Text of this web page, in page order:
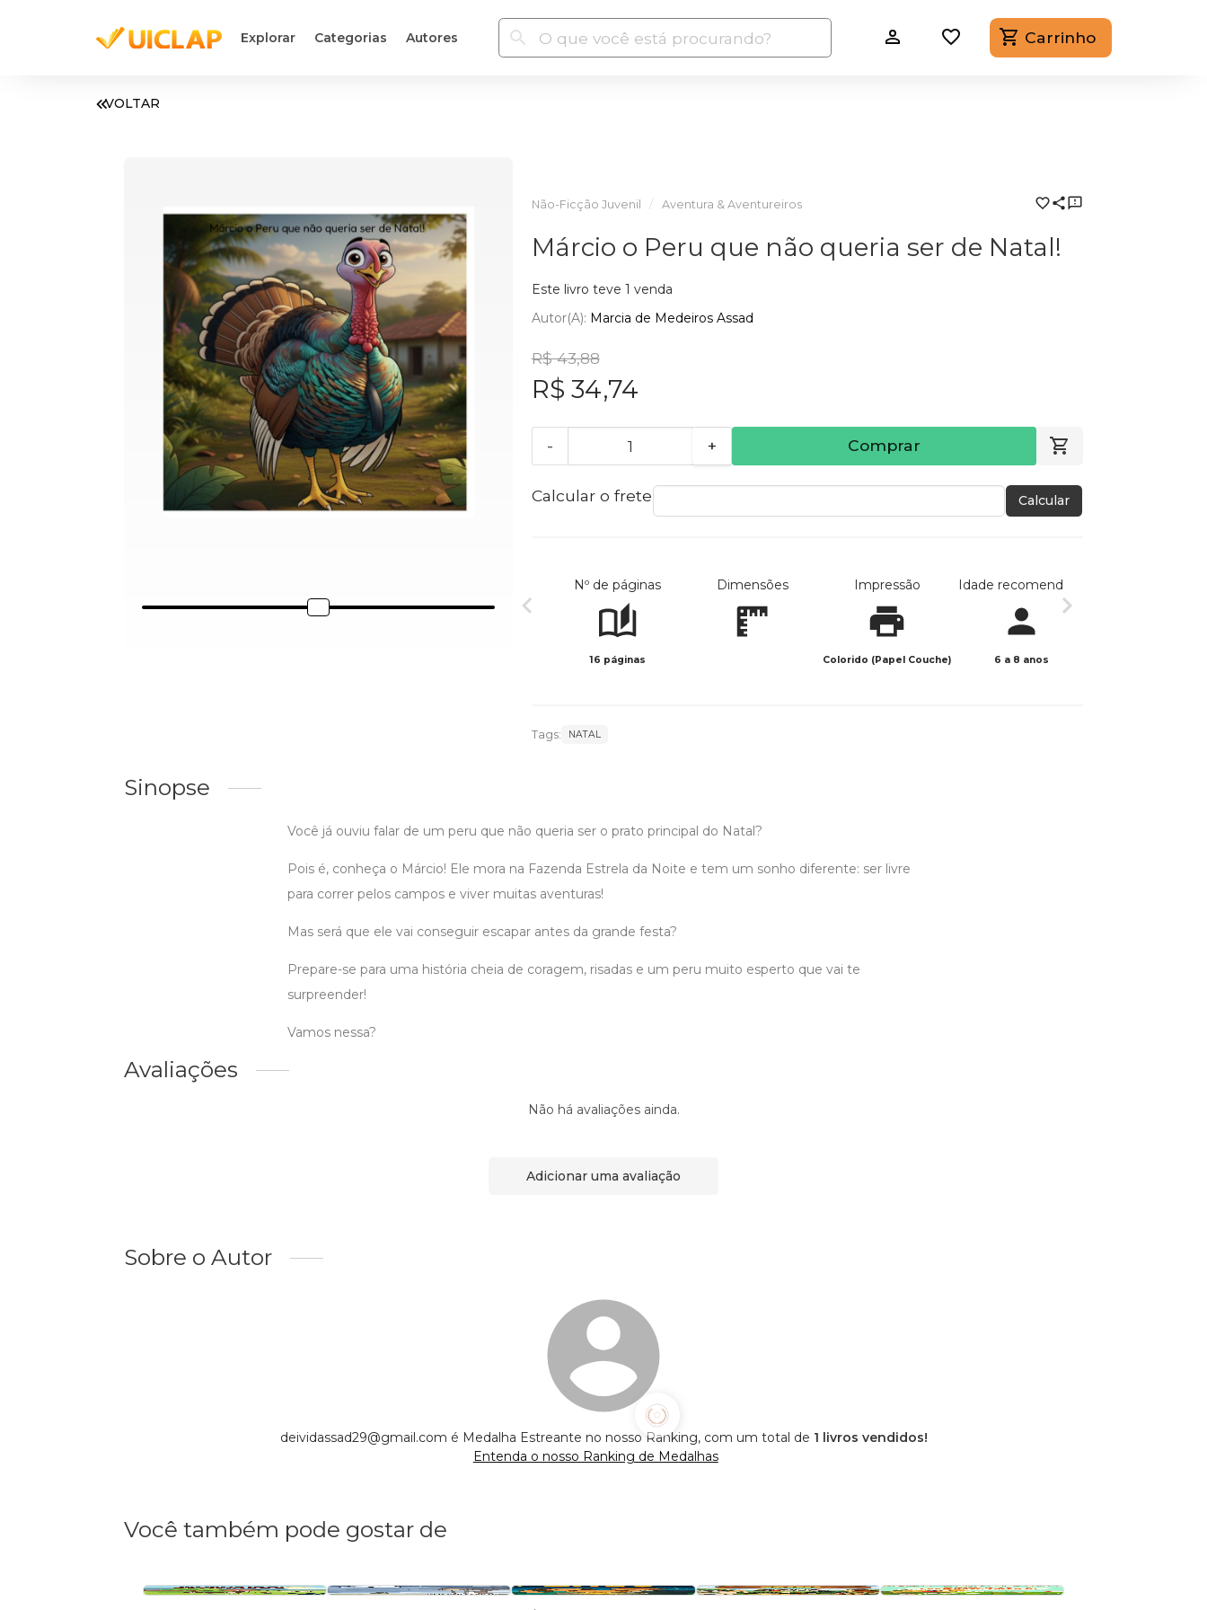
Explorar Categorias Autores Carrinho
VOLTAR
Não-Ficção Juvenil Aventura & Aventureiros
Márcio o Peru que não queria ser de Natal!
Este livro teve 1 venda
Autor(a): Marcia de Medeiros Assad
R$ 43,88
R$ 34,74
- + Comprar
Calcular o frete Calcular
Nº de páginas
16 páginas
Dimensões Impressão
Colorido (Papel Couche)
Idade recomendada
6 a 8 anos
Tags: NATAL
Sinopse
Você já ouviu falar de um peru que não queria ser o prato principal do Natal?
Pois é, conheça o Márcio! Ele mora na Fazenda Estrela da Noite e tem um sonho diferente: ser livre
para correr pelos campos e viver muitas aventuras!
Mas será que ele vai conseguir escapar antes da grande festa?
Prepare-se para uma história cheia de coragem, risadas e um peru muito esperto que vai te
surpreender!
Vamos nessa?
Avaliações
Não há avaliações ainda.
Adicionar uma avaliação
Sobre o Autor
deividassad29@gmail.com é Medalha Estreante no nosso Ranking, com um total de 1 livros vendidos!
Entenda o nosso Ranking de Medalhas
Você também pode gostar de